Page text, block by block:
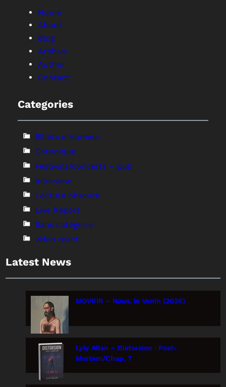
Home
About
Blog
Archive
Author
Contact
Categories
Billets d'Humeur
Chronique
Festivals/concerts – pub
Interview
Lecture obscure
Live Report
Sans catégorie
video react
Latest News
MOVRIR – Nous, le Venin (2026)
Lyly Allan – Distorsion : Post-
Mortem/Chap. 7